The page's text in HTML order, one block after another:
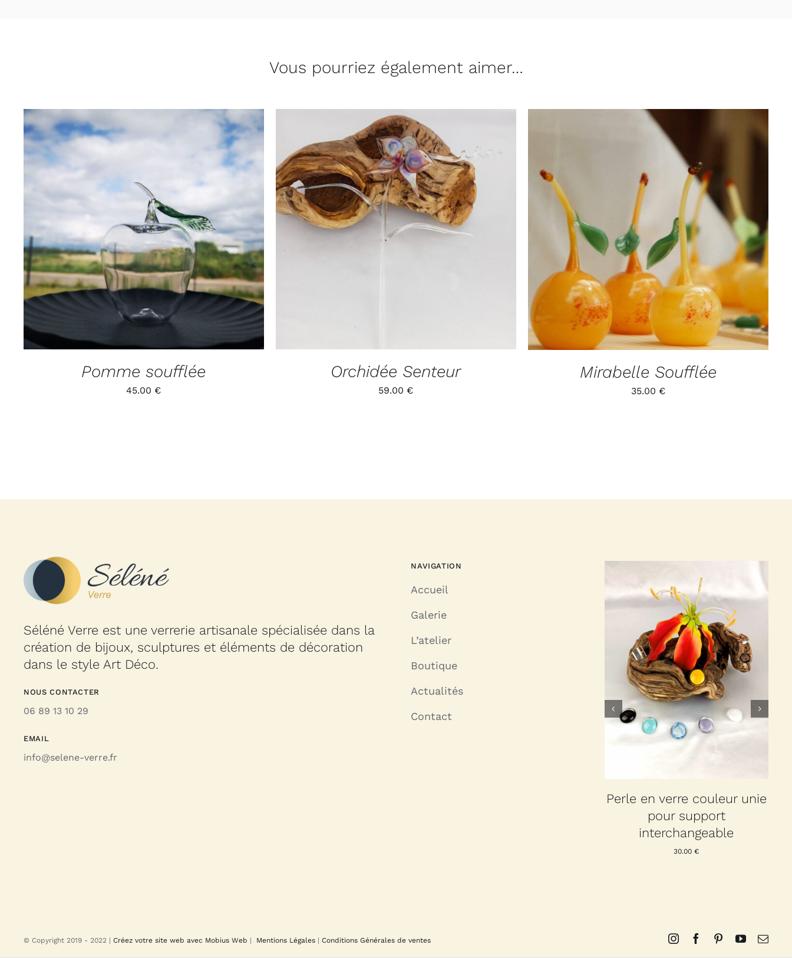
Vous pourriez également aimer…
ADD TO CART / APERÇU
Pomme soufflée
45.00 €
ADD TO CART / APERÇU
Orchidée Senteur
59.00 €
ADD TO CART APERÇU
Mirabelle Soufflée
35.00 €
Séléné Verre est une verrerie artisanale spécialisée dans la
création de bijoux, sculptures et éléments de décoration
dans le style Art Déco.
NOUS CONTACTER
06 89 13 10 29
EMAIL
info@selene-verre.fr
NAVIGATION
Accueil
Galerie
L’atelier
Boutique
Actualités
Contact
Perle en verre couleur unie
pour support
interchangeable
30.00€
© Copyright 2019 - 2022 | Créez votre site web avec Mobius Web | Mentions Légales | Conditions Générales de ventes